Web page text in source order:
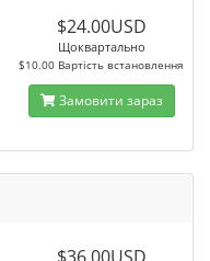
$24.00USD
Щоквартально
$10.00 Вартість встановлення
Замовити зараз